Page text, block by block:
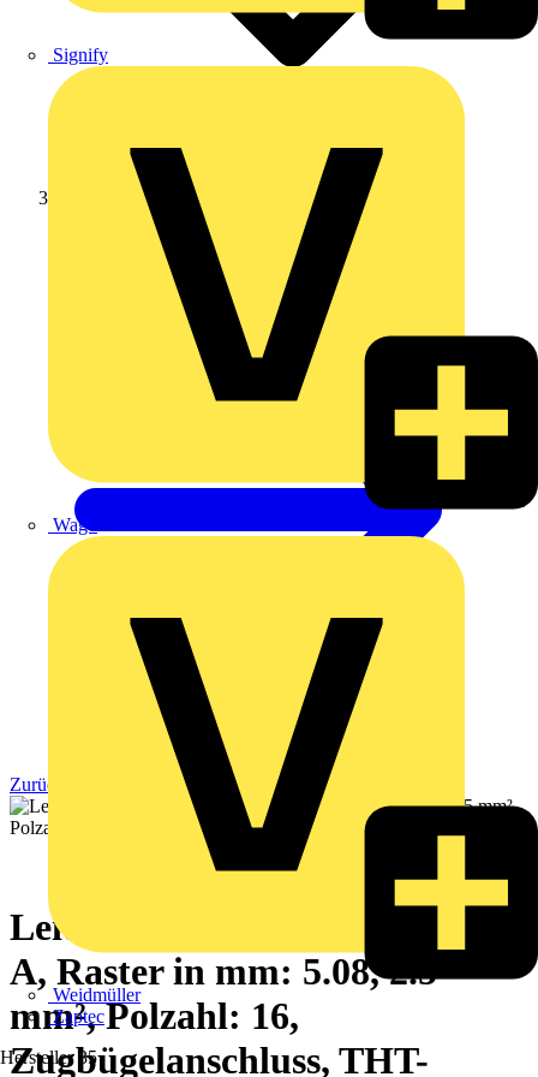
Signify
Wago
Weidmüller
Zaptec
Hersteller 35
Zurück zu Produkte
Leiterplattenklemme, 250 V, 15
A, Raster in mm: 5.08, 2.5
mm², Polzahl: 16,
Zugbügelanschluss, THT-